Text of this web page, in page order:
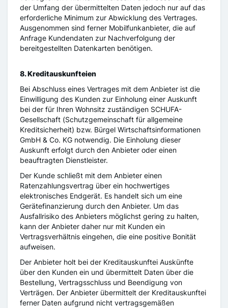
der Umfang der übermittelten Daten jedoch nur auf das
erforderliche Minimum zur Abwicklung des Vertrages.
Ausgenommen sind ferner Mobilfunkanbieter, die auf
Anfrage Kundendaten zur Nachverfolgung der
bereitgestellten Datenkarten benötigen.
8. Kreditauskunfteien
Bei Abschluss eines Vertrages mit dem Anbieter ist die
Einwilligung des Kunden zur Einholung einer Auskunft
bei der für Ihren Wohnsitz zuständigen SCHUFA-
Gesellschaft (Schutzgemeinschaft für allgemeine
Kreditsicherheit) bzw. Bürgel Wirtschaftsinformationen
GmbH & Co. KG notwendig. Die Einholung dieser
Auskunft erfolgt durch den Anbieter oder einen
beauftragten Dienstleister.
Der Kunde schließt mit dem Anbieter einen
Ratenzahlungsvertrag über ein hochwertiges
elektronisches Endgerät. Es handelt sich um eine
Gerätefinanzierung durch den Anbieter. Um das
Ausfallrisiko des Anbieters möglichst gering zu halten,
kann der Anbieter daher nur mit Kunden ein
Vertragsverhältnis eingehen, die eine positive Bonität
aufweisen.
Der Anbieter holt bei der Kreditauskunftei Auskünfte
über den Kunden ein und übermittelt Daten über die
Bestellung, Vertragsschluss und Beendigung von
Verträgen. Der Anbieter übermittelt der Kreditauskunftei
ferner Daten aufgrund nicht vertragsgemäßen